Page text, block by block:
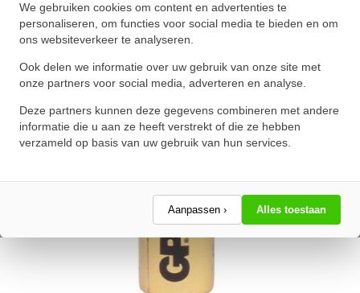
We gebruiken cookies om content en advertenties te
personaliseren, om functies voor social media te bieden en om
ons websiteverkeer te analyseren.
Ook delen we informatie over uw gebruik van onze site met
onze partners voor social media, adverteren en analyse.
Deze partners kunnen deze gegevens combineren met andere
informatie die u aan ze heeft verstrekt of die ze hebben
verzameld op basis van uw gebruik van hun services.
Aanpassen › Alles toestaan
★★★★★
★★★★★
Schrijf een review!